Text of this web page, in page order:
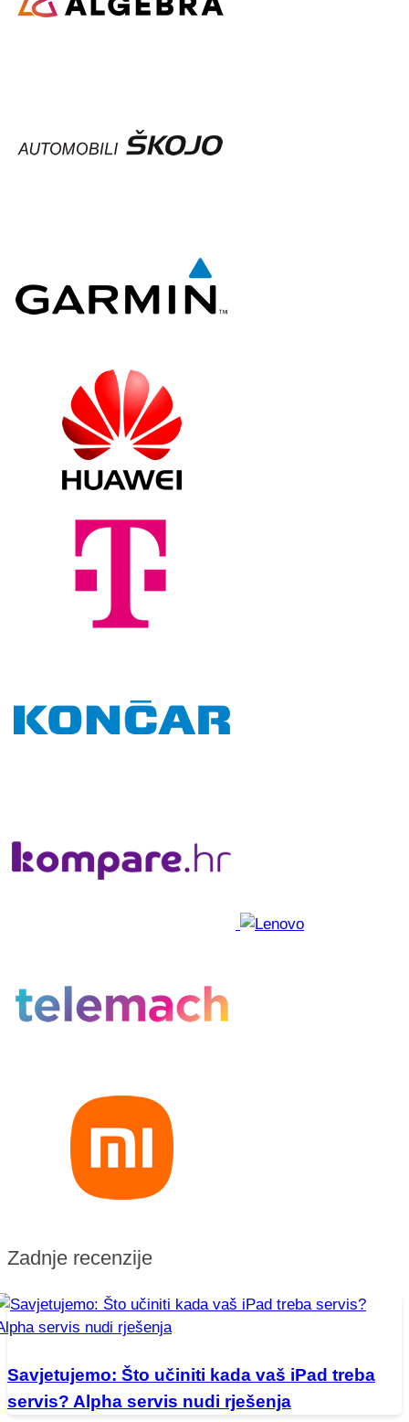
Zadnje recenzije
Savjetujemo: Što učiniti kada vaš iPad treba
servis? Alpha servis nudi rješenja